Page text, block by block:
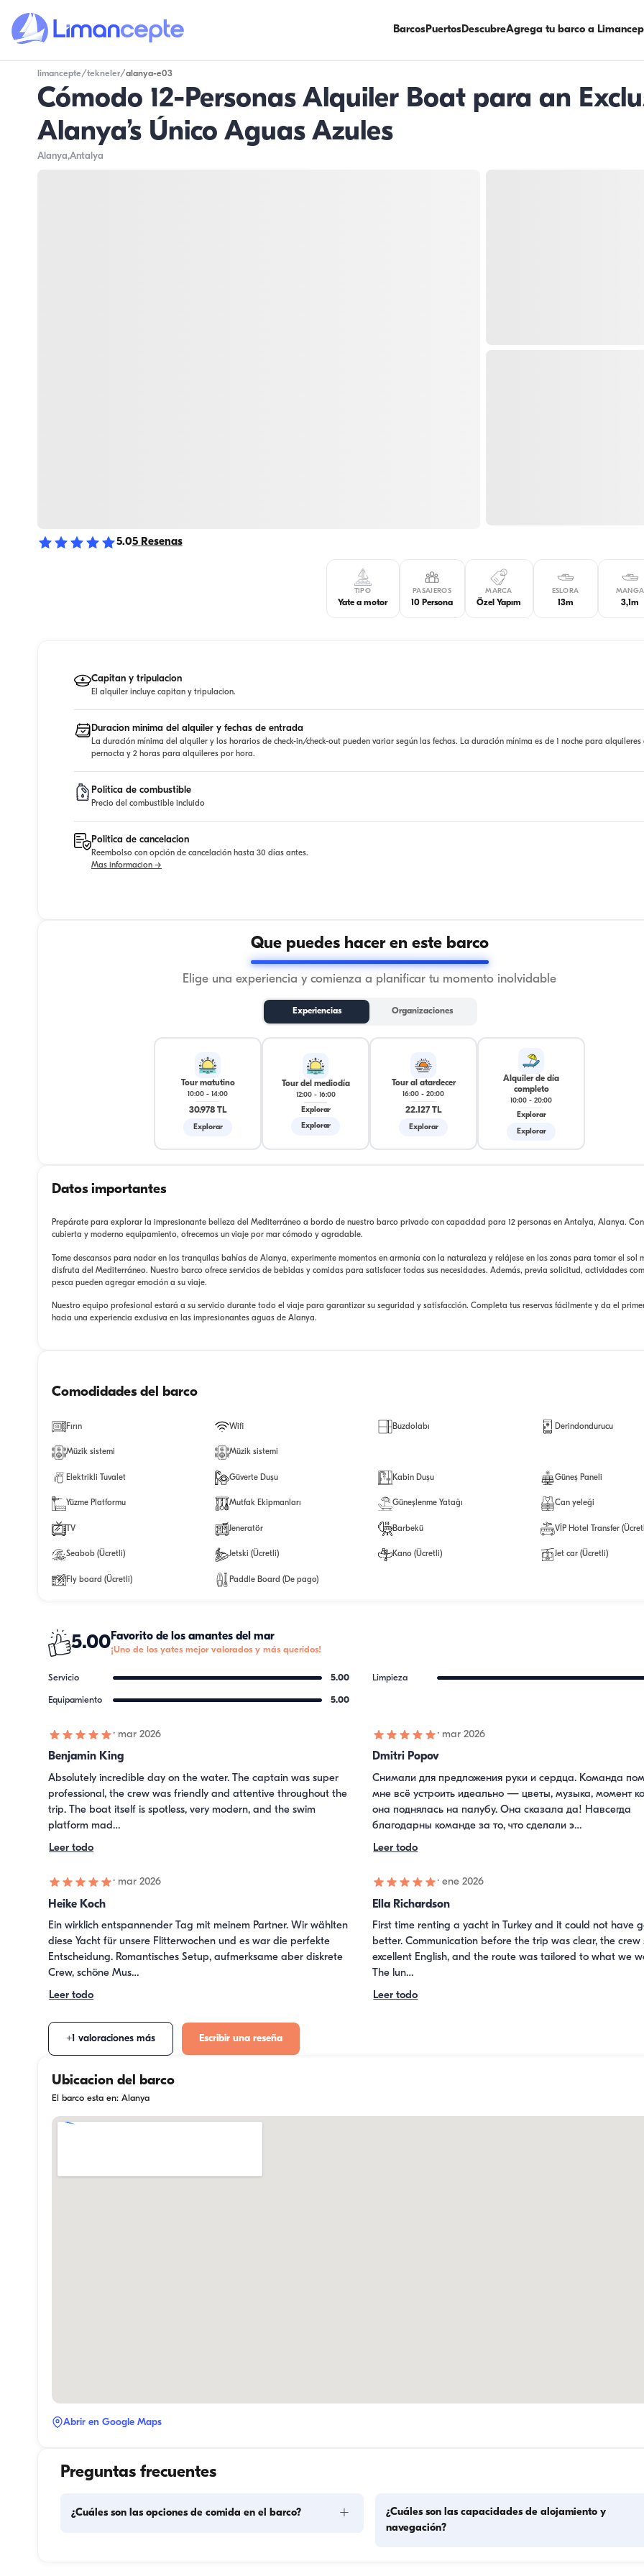
BarcosPuertosDescubreAgrega tu barco a
limancepte/tekneler/alanya-e03
Cómodo 12-Personas Alquiler Boat para an
Alanya’s Único Aguas Azules
Alanya,Antalya
5.05 Resenas
TIPO
Yate a motor
PASAJEROS
10 Persona
MARCA
Özel Yapım
ESLORA
13m
MANGA
3,1m
Capitan y tripulacion
El alquiler incluye capitan y tripulacion.
Duracion minima del alquiler y fechas de entrada
La duración mínima del alquiler y los horarios de check-in/check-out pueden variar según las fechas. La duración mínima es de 1 noche para alquileres
pernocta y 2 horas para alquileres por hora.
Politica de combustible
Precio del combustible incluido
Politica de cancelacion
Reembolso con opción de cancelación hasta 30 días antes.
Mas informacion →
Que puedes hacer en este barco
Elige una experiencia y comienza a planificar tu momento inolvidable
Experiencias Organizaciones
Tour matutino
10:00 - 14:00
30.978 TL
Explorar
Tour del mediodía
12:00- 16:00
Explorar
Explorar
Tour al atardecer
16:00 - 20:00
22.127 TL
Explorar
Alquiler de día
completo
10:00 - 20:00
Explorar
Explorar
Datos importantes
Prepárate para explorar la impresionante belleza del Mediterráneo a bordo de nuestro barco privado con capacidad para 12 personas en Antalya, Alanya.
cubierta y moderno equipamiento, ofrecemos un viaje por mar cómodo y agradable.
Tome descansos para nadar en las tranquilas bahías de Alanya, experimente momentos en armonía con la naturaleza y relájese en las zonas para tomar el sol
disfruta del Mediterráneo. Nuestro barco ofrece servicios de bebidas y comidas para satisfacer todas sus necesidades. Además, previa solicitud, actividades
pesca pueden agregar emoción a su viaje.
Nuestro equipo profesional estará a su servicio durante todo el viaje para garantizar su seguridad y satisfacción. Completa tus reservas fácilmente y da el
hacia una experiencia exclusiva en las impresionantes aguas de Alanya.
Comodidades del barco
Fırın Wifi Buzdolabı Derindondurucu
Müzik sistemi Müzik sistemi
Elektrikli Tuvalet Güverte Duşu Kabin Duşu Güneş Paneli
Yüzme Platformu Mutfak Ekipmanları Güneşlenme Yatağı Can yeleği
TV Jeneratör Barbekü VİP Hotel Transfer
Seabob (Ücretli) Jetski (Ücretli) Kano (Ücretli) Jet car (Ücretli)
Fly board (Ücretli) Paddle Board (De pago)
5.00Favorito de los amantes del mar
¡Uno de los yates mejor valorados y más queridos!
Servicio 5.00 Limpieza
Equipamiento 5.00
· mar 2026
Benjamin King
Absolutely incredible day on the water. The captain was super
professional, the crew was friendly and attentive throughout the
trip. The boat itself is spotless, very modern, and the swim
platform mad…
Leer todo
· mar 2026
Dmitri Popov
Снимали для предложения руки и сердца. Команда
мне всё устроить идеально — цветы, музыка, момент
она поднялась на палубу. Она сказала да! Навсегда
благодарны команде за то, что сделали э…
Leer todo
· mar 2026
Heike Koch
Ein wirklich entspannender Tag mit meinem Partner. Wir wählten
diese Yacht für unsere Flitterwochen und es war die perfekte
Entscheidung. Romantisches Setup, aufmerksame aber diskrete
Crew, schöne Mus…
Leer todo
·ene 2026
Ella Richardson
First time renting a yacht in Turkey and it could not have
better. Communication before the trip was clear, the crew
excellent English, and the route was tailored to what we
The lun…
Leer todo
+1 valoraciones más Escribir una reseña
Ubicacion del barco
El barco esta en: Alanya
Abrir en Google Maps
Preguntas frecuentes
¿Cuáles son las opciones de comida en el barco? +
¿Cuáles son las capacidades de alojamiento y
navegación?